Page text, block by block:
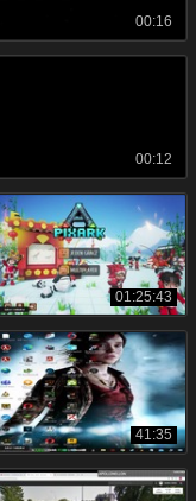
00:16
00:12
01:25:43
41:35